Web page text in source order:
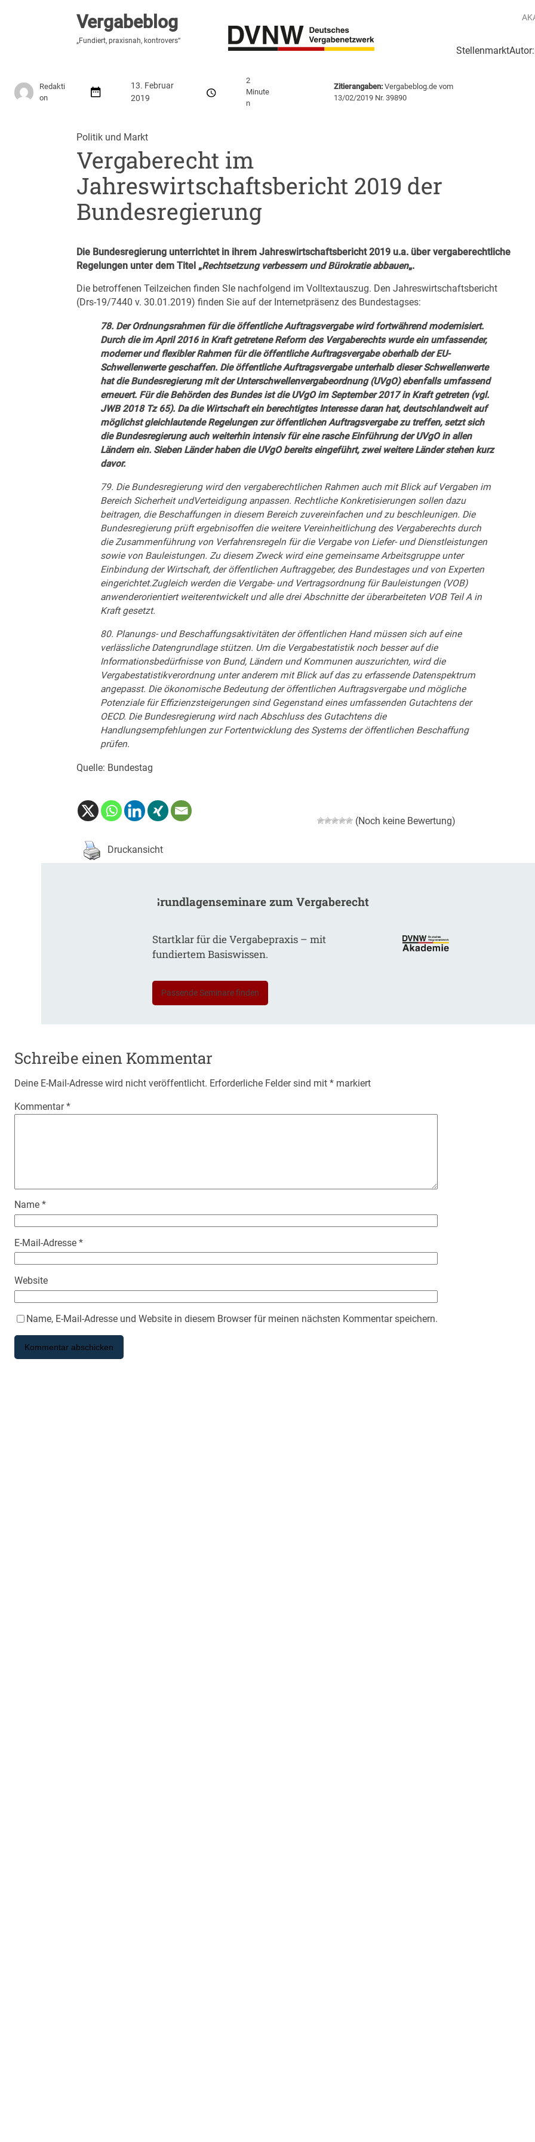
Vergabeblog
„Fundiert, praxisnah, kontrovers“
Stellenmarkt
Vergabeblog
„Hier lesen Sie es zuerst“
Redakti
on
13. Februar
2019
2
Minute
n
Zitierangaben:Vergabeblog.de vom
13/02/2019 Nr. 39890
Politik und Markt
Vergaberecht im
Jahreswirtschaftsbericht 2019 der
Bundesregierung
Die Bundesregierung unterrichtet in ihrem Jahreswirtschaftsbericht 2019 u.a. über vergaberechtliche
Regelungen unter dem Titel „Rechtsetzung verbessern und Bürokratie abbauen„.
Die betroffenen Teilzeichen finden SIe nachfolgend im Volltextauszug. Den Jahreswirtschaftsbericht
(Drs-19/7440 v. 30.01.2019) finden Sie auf der Internetpräsenz des Bundestagses:
78. Der Ordnungsrahmen für die öffentliche Auftragsvergabe wird fortwährend modernisiert.
Durch die im April 2016 in Kraft getretene Reform des Vergaberechts wurde ein umfassender,
moderner und flexibler Rahmen für die öffentliche Auftragsvergabe oberhalb der EU-
Schwellenwerte geschaffen. Die öffentliche Auftragsvergabe unterhalb dieser Schwellenwerte
hat die Bundesregierung mit der Unterschwellenvergabeordnung (UVgO) ebenfalls umfassend
erneuert. Für die Behörden des Bundes ist die UVgO im September 2017 in Kraft getreten (vgl.
JWB 2018 Tz 65). Da die Wirtschaft ein berechtigtes Interesse daran hat, deutschlandweit auf
möglichst gleichlautende Regelungen zur öffentlichen Auftragsvergabe zu treffen, setzt sich
die Bundesregierung auch weiterhin intensiv für eine rasche Einführung der UVgO in allen
Ländern ein. Sieben Länder haben die UVgO bereits eingeführt, zwei weitere Länder stehen kurz
davor.
79. Die Bundesregierung wird den vergaberechtlichen Rahmen auch mit Blick auf Vergaben im
Bereich Sicherheit undVerteidigung anpassen. Rechtliche Konkretisierungen sollen dazu
beitragen, die Beschaffungen in diesem Bereich zuvereinfachen und zu beschleunigen. Die
Bundesregierung prüft ergebnisoffen die weitere Vereinheitlichung des Vergaberechts durch
die Zusammenführung von Verfahrensregeln für die Vergabe von Liefer- und Dienstleistungen
sowie von Bauleistungen. Zu diesem Zweck wird eine gemeinsame Arbeitsgruppe unter
Einbindung der Wirtschaft, der öffentlichen Auftraggeber, des Bundestages und von Experten
eingerichtet.Zugleich werden die Vergabe- und Vertragsordnung für Bauleistungen (VOB)
anwenderorientiert weiterentwickelt und alle drei Abschnitte der überarbeiteten VOB Teil A in
Kraft gesetzt.
80. Planungs- und Beschaffungsaktivitäten der öffentlichen Hand müssen sich auf eine
verlässliche Datengrundlage stützen. Um die Vergabestatistik noch besser auf die
Informationsbedürfnisse von Bund, Ländern und Kommunen auszurichten, wird die
Vergabestatistikverordnung unter anderem mit Blick auf das zu erfassende Datenspektrum
angepasst. Die ökonomische Bedeutung der öffentlichen Auftragsvergabe und mögliche
Potenziale für Effizienzsteigerungen sind Gegenstand eines umfassenden Gutachtens der
OECD. Die Bundesregierung wird nach Abschluss des Gutachtens die
Handlungsempfehlungen zur Fortentwicklung des Systems der öffentlichen Beschaffung
prüfen.
Quelle: Bundestag
(Noch keine Bewertung)
Druckansicht
Grundlagenseminare zum Vergaberecht
Startklar für die Vergabepraxis – mit
fundiertem Basiswissen.
Passende Seminare finden
Schreibe einen Kommentar
Deine E-Mail-Adresse wird nicht veröffentlicht. Erforderliche Felder sind mit * markiert
Kommentar*
Name *
E-Mail-Adresse *
Website
Name, E-Mail-Adresse und Website in diesem Browser für meinen nächsten Kommentar speichern.